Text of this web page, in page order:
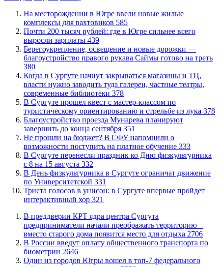
​На месторождении в Югре ввели новые жилые
комплексы для вахтовиков 585
​Почти 200 тысяч рублей: где в Югре сильнее всего
выросли зарплаты 439
Берегоукрепление, освещение и новые дорожки —
благоустройство правого рукава Саймы готово на треть
380
​Когда в Сургуте начнут закрываться магазины и ТЦ,
власти нужно заводить туда галереи, частные театры,
современные библиотеки 378
В Сургуте прошел квест с мастер-классом по
туристическому ориентированию и стрельбе из лука 378
Благоустройство проезда Мунарева планируют
завершить до конца сентября 351
Не прошли на бюджет? В СФУ напомнили о
возможности поступить на платное обучение 333
​В Сургуте перенесли праздник ко Дню физкультурника
с 8 на 15 августа 332
​В День физкультурника в Сургуте ограничат движение
по Университетской 331
​Триста голосов в унисон: в Сургуте впервые пройдет
интерактивный хор 321
​В преддверии КРТ ядра центра Сургута
предприниматели начали преображать территорию −
вместо старого дома появится место для отдыха 2706
В России введут оплату общественного транспорта по
биометрии 2646
Один из городов Югры вошел в топ-7 федерального